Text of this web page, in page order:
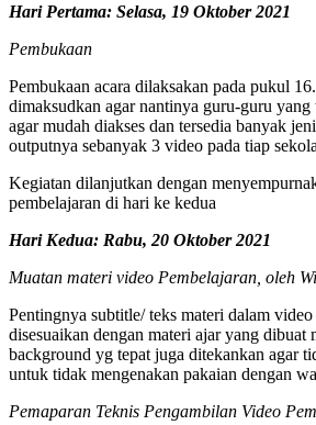
Hari Pertama: Selasa, 19 Oktober 2021
Pembukaan
Pembukaan acara dilaksakan pada pukul
dimaksudkan agar nantinya guru-guru
agar mudah diakses dan tersedia banyak
outputnya sebanyak 3 video pada tiap
Kegiatan dilanjutkan dengan
pembelajaran di hari ke kedua
Hari Kedua: Rabu, 20 Oktober 2021
Muatan materi video Pembelajaran, oleh
Pentingnya subtitle/ teks materi dalam
disesuaikan dengan materi ajar yang
background yg tepat juga ditekankan agar
untuk tidak mengenakan pakaian dengan
Pemaparan Teknis Pengambilan Video